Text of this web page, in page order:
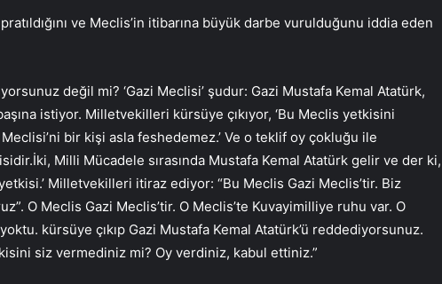
ve Meclis’in itibarına büyük darbe vurulduğunu iddia eden
değil mi? ‘Gazi Meclisi’ şudur: Gazi Mustafa Kemal Atatürk,
istiyor. Milletvekilleri kürsüye çıkıyor, ‘Bu Meclis yetkisini
bir kişi asla feshedemez.’ Ve o teklif oy çokluğu ile
Milli Mücadele sırasında Mustafa Kemal Atatürk gelir ve der ki,
Milletvekilleri itiraz ediyor: “Bu Meclis Gazi Meclis’tir. Biz
O Meclis Gazi Meclis’tir. O Meclis’te Kuvayimilliye ruhu var. O
kürsüye çıkıp Gazi Mustafa Kemal Atatürk’ü reddediyorsunuz.
siz vermediniz mi? Oy verdiniz, kabul ettiniz.”